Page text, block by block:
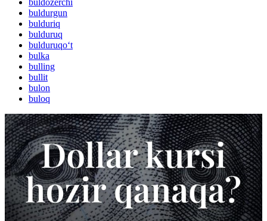
buldozerchi
buldurgun
bulduriq
bulduruq
bulduruqo‘t
bulka
bulling
bullit
bulon
buloq